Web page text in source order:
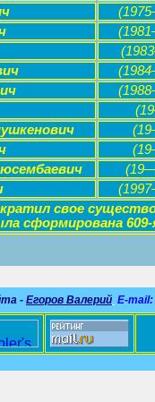
свое
сформирована 609-
- Егоров Валерий E-mail: